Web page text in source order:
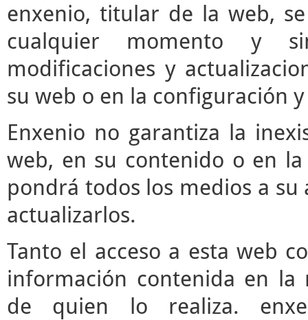
enxenio, titular de la web,
cualquier momento y
modificaciones y
su web o en la configuración
Enxenio no garantiza la
web, en su contenido o en
pondrá todos los medios a
actualizarlos.
Tanto el acceso a esta web
información contenida en la
de quien lo realiza.